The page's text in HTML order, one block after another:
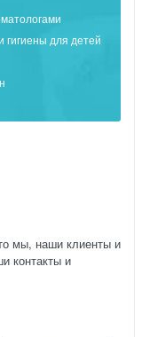
гигиены для детей
мы, наши клиенты и
контакты и